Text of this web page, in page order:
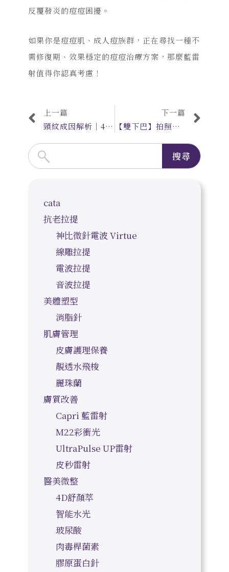
反覆發炎的痘痘困擾。
如果你是痘痘肌、成人痘族群，正在尋找一種不
需修復期、效果穩定的痘痘治療方案，那麼藍雷
射值得你認真考慮！
上一篇
頸紋成因解析｜4大醫美療程改善、消除方式與評估說明
下一篇
【雙下巴】拍照總是卡雙下巴？別急著減肥，問題可能不是胖！改善雙下巴的關鍵療程
搜尋
cata
抗老拉提
神比微針電波 Virtue
線雕拉提
電波拉提
音波拉提
美體塑型
消脂針
肌膚管理
皮膚護理保養
靚透水飛梭
麗珠蘭
膚質改善
Capri 藍雷射
M22彩衝光
UltraPulse UP雷射
皮秒雷射
醫美微整
4D舒顏萃
智能水光
玻尿酸
肉毒桿菌素
膠原蛋白針